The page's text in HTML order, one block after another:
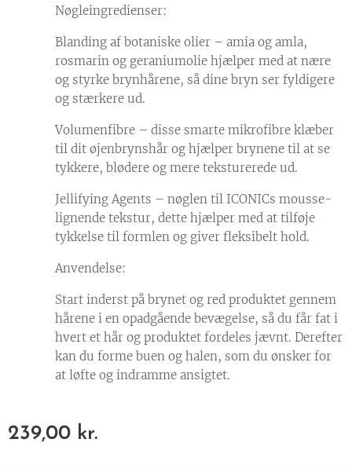
Nøgleingredienser:
Blanding af botaniske olier – amia og amla,
rosmarin og geraniumolie hjælper med at nære
og styrke brynhårene, så dine bryn ser fyldigere
og stærkere ud.
Volumenfibre – disse smarte mikrofibre klæber
til dit øjenbrynshår og hjælper brynene til at se
tykkere, blødere og mere teksturerede ud.
Jellifying Agents – nøglen til ICONICs mousse-
lignende tekstur, dette hjælper med at tilføje
tykkelse til formlen og giver fleksibelt hold.
Anvendelse:
Start inderst på brynet og red produktet gennem
hårene i en opadgående bevægelse, så du får fat i
hvert et hår og produktet fordeles jævnt. Derefter
kan du forme buen og halen, som du ønsker for
at løfte og indramme ansigtet.
239,00 kr.